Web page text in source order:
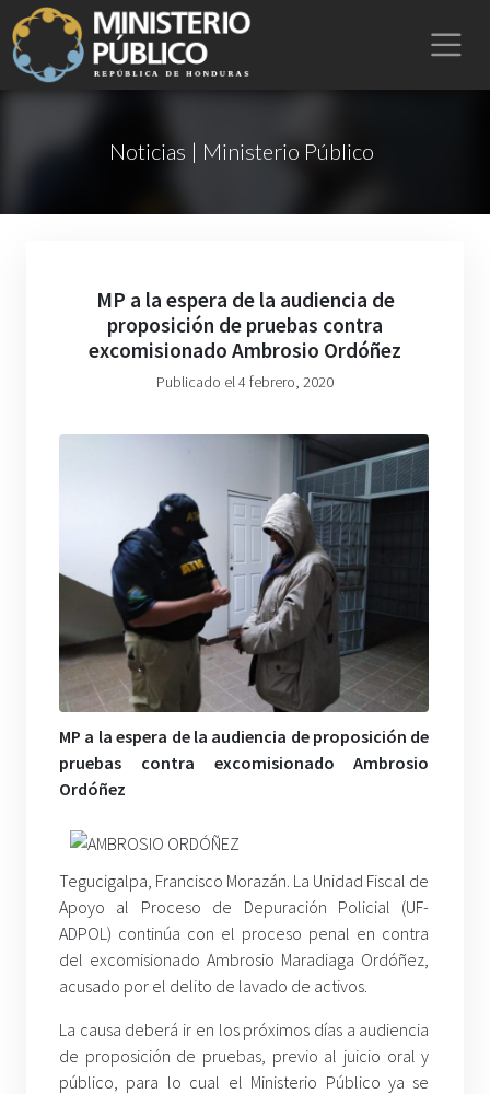
Noticias | Ministerio Público
MP a la espera de la audiencia de
proposición de pruebas contra
excomisionado Ambrosio Ordóñez
Publicado el 4 febrero, 2020
MP a la espera de la audiencia de proposición de
pruebas contra excomisionado Ambrosio
Ordóñez
Tegucigalpa, Francisco Morazán. La Unidad Fiscal de
Apoyo al Proceso de Depuración Policial (UF-
ADPOL) continúa con el proceso penal en contra
del excomisionado Ambrosio Maradiaga Ordóñez,
acusado por el delito de lavado de activos.
La causa deberá ir en los próximos días a audiencia
de proposición de pruebas, previo al juicio oral y
público, para lo cual el Ministerio Público ya se